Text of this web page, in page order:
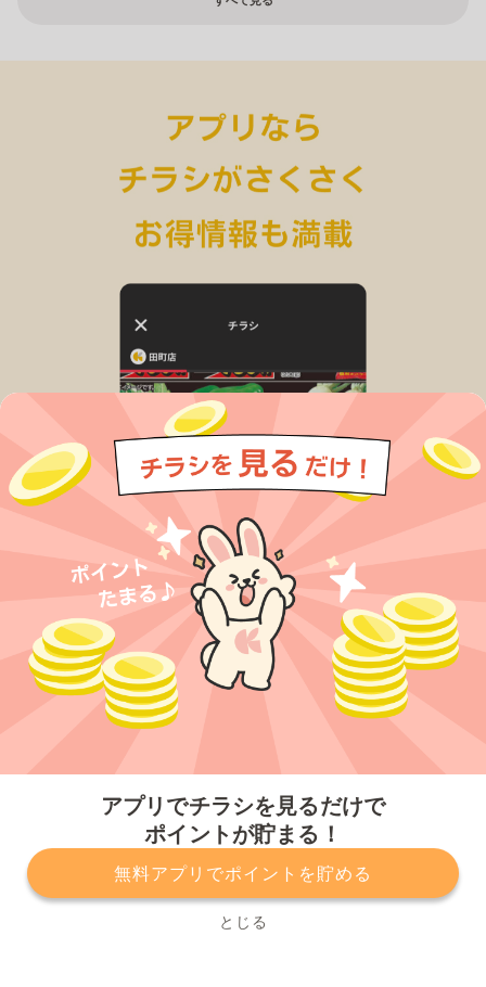
アプリでチラシを見るだけで
ポイントが貯まる！
無料アプリでポイントを貯める
とじる
プライバシーポリシー 利用規約
運営会社
サービスに関してのお問い合わせ